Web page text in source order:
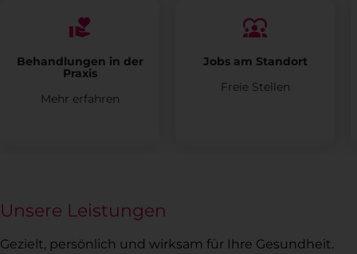
Behandlungen in der
Praxis
Mehr erfahren
Jobs am Standort
Freie Stellen
Unsere Leistungen
Gezielt, persönlich und wirksam für Ihre Gesundheit.